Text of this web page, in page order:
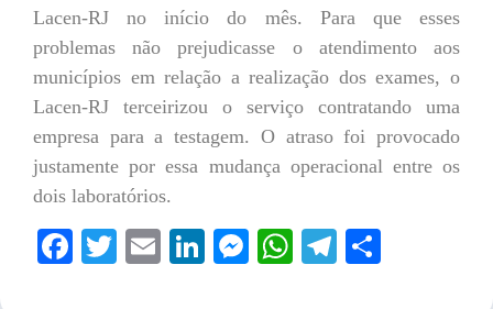
Lacen-RJ no início do mês. Para que esses
problemas não prejudicasse o atendimento aos
municípios em relação a realização dos exames, o
Lacen-RJ terceirizou o serviço contratando uma
empresa para a testagem. O atraso foi provocado
justamente por essa mudança operacional entre os
dois laboratórios.
Facebook
Twitter
EmailLinkedIn
Messenger
WhatsApp
Telegram